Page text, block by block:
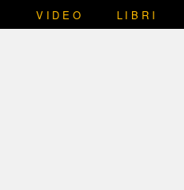
VIDEO LIBRI